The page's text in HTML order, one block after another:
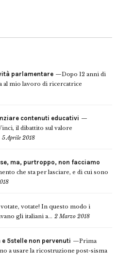
parlamentare
Dopo 12 anni di
al mio lavoro di ricercatrice
contenuti educativi
il dibattito sul valore
5 Aprile 2018
ma, purtroppo, non facciamo
che sta per lasciare, e di cui sono
votate, votate! In questo modo i
gli italiani a... 2 Marzo 2018
5stelle non pervenuti
Prima
a usare la ricostruzione post-sisma